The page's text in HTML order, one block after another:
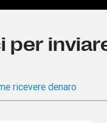
ricevere denaro